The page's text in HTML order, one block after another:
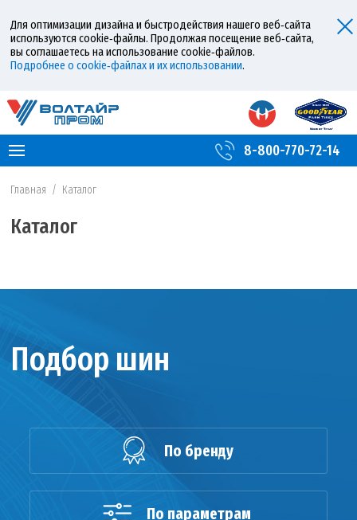
Для оптимизации дизайна и быстродействия нашего веб‑сайта
используются cookie‑файлы. Продолжая посещение веб‑сайта,
вы соглашаетесь на использование cookie‑файлов.
Подробнее о cookie‑файлах и их использовании.
8-800-770-72-14
Главная / Каталог
Каталог
Подбор шин
По бренду
По параметрам